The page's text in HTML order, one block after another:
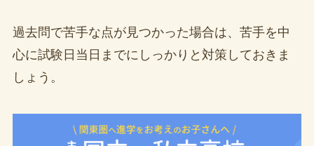
過去問で苦手な点が見つかった場合は、苦手を中
心に試験日当日までにしっかりと対策しておきま
しょう。